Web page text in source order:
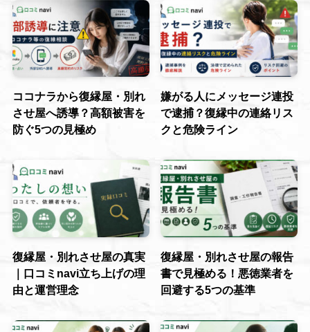
ココナラから復縁屋・別れ
させ屋へ誘導？高額被害を
防ぐ5つの見極め
嫌がる人にメッセージ連投
で逮捕？復縁中の連絡リス
クと危険ライン
復縁屋・別れさせ屋の真実
｜口コミnavi立ち上げの理
由と運営理念
復縁屋・別れさせ屋の報告
書で見極める！悪徳業者を
回避する5つの基準